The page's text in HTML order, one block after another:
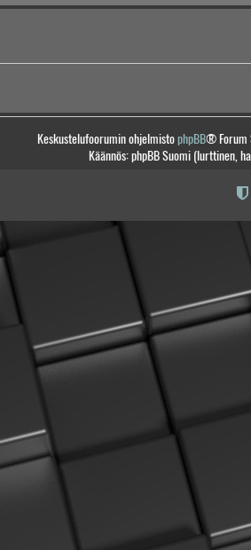
Keskustelufoorumin ohjelmistophpBB® Forum
Käännös: phpBB Suomi (lurttinen,